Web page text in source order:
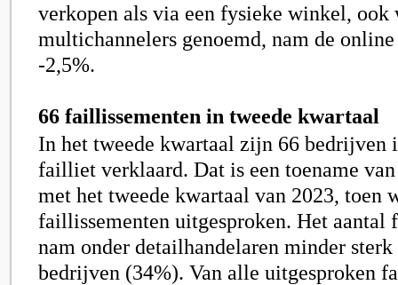
verkopen als via een fysieke winkel, ook
multichannelers genoemd, nam de
-2,5%.
66 faillissementen in tweede kwartaal
In het tweede kwartaal zijn 66 bedrijven
failliet verklaard. Dat is een toename
met het tweede kwartaal van 2023, toen
faillissementen uitgesproken. Het aantal
nam onder detailhandelaren minder
bedrijven (34%). Van alle uitgesproken